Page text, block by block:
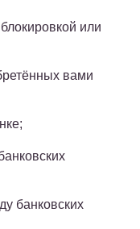
или
вами
банковских